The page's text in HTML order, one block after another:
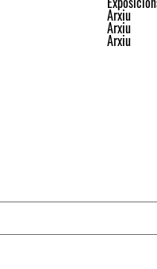
Arxiu
Arxiu
Arxiu